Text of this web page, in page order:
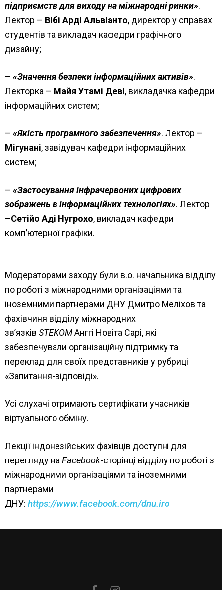
підприємств для виходу на міжнародні ринки».
Лектор – Вібі Арді Альвіанто, директор у справах
студентів та викладач кафедри графічного
дизайну;
– «Значення безпеки інформаційних активів».
Лекторка – Майя Утамі Деві, викладачка кафедри
інформаційних систем;
– «Якість програмного забезпечення». Лектор –
Мігунані, завідувач кафедри інформаційних
систем;
– «Застосування інфрачервоних цифрових
зображень в інформаційних технологіях». Лектор
–Сетійо Аді Нугрохо, викладач кафедри
комп’ютерної графіки.
Модераторами заходу були в.о. начальника відділу
по роботі з міжнародними організаціями та
іноземними партнерами ДНУ Дмитро Меліхов та
фахівчиня відділу міжнародних
зв’язків STEKOMАнггі Новіта Сарі, які
забезпечували організаційну підтримку та
переклад для своїх представників у рубриці
«Запитання-відповіді».
Усі слухачі отримають сертифікати учасників
віртуального обміну.
Лекції індонезійських фахівців доступні для
перегляду на Facebook-сторінці відділу по роботі з
міжнародними організаціями та іноземними
партнерами
ДНУ: https://www.facebook.com/dnu.iro